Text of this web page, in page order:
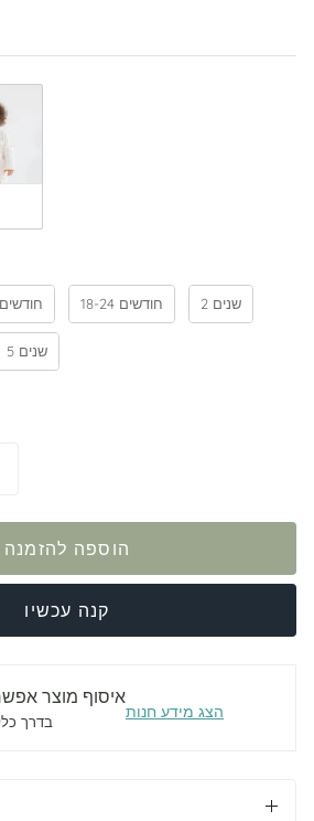
12-18 חודשים 18-24 חודשים 2 שנים
5 שנים
הוספה להזמנה
קנה עכשיו
איסוף מוצר
בדרך כלל הצג מידע חנות